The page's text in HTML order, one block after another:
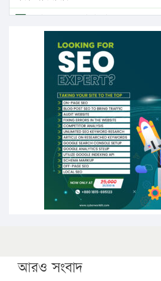
এবার লঞ্চের ভাড়া বাড়ল
১৭ থেকে ২১ শতাংশ বিদ্যুতের দাম
১৬ মে চাঁদপুর ও ২৫ মে ফেনী সফরে
উচ্চশিক্ষায় গৌরবময় অর্জন: পূর্ণ
পিএইচডি করছেন কুয়েটের কৃতি…
সারা দেশে বজ্রাঘাতে ১৪ জনের
কঠোর হচ্ছে এসএসসি ও এইচএসসি
ফরিদগঞ্জে আগুনে পুড়লো ৬ ব্যবসা
আরও সংবাদ